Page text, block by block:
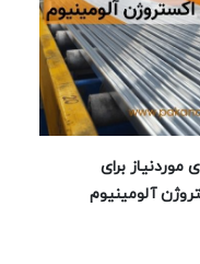
برای
آلومینیوم